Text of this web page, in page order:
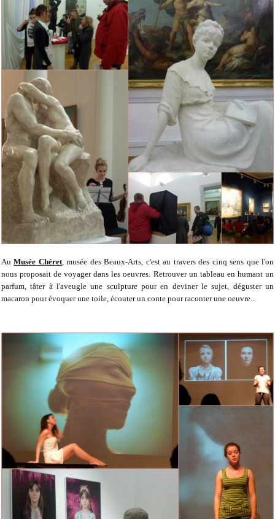
AuMusée Chéret, musée des Beaux-Arts, c'est au travers des cinq sens que l'on
nous proposait de voyager dans les oeuvres. Retrouver un tableau en humant un
parfum, tâter à l'aveugle une sculpture pour en deviner le sujet, déguster un
macaron pour évoquer une toile, écouter un conte pour raconter une oeuvre...